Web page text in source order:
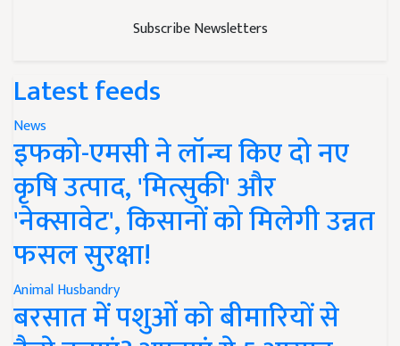
Subscribe Newsletters
Latest feeds
News
इफको-एमसी ने लॉन्च किए दो नए
कृषि उत्पाद, 'मित्सुकी' और
'नेक्सावेट', किसानों को मिलेगी उन्नत
फसल सुरक्षा!
Animal Husbandry
बरसात में पशुओं को बीमारियों से